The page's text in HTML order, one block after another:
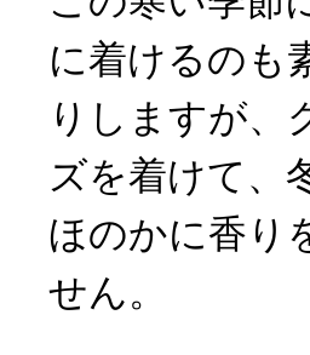
に着けるのも
りしますが、
ズを着けて、
ほのかに香り
せん。